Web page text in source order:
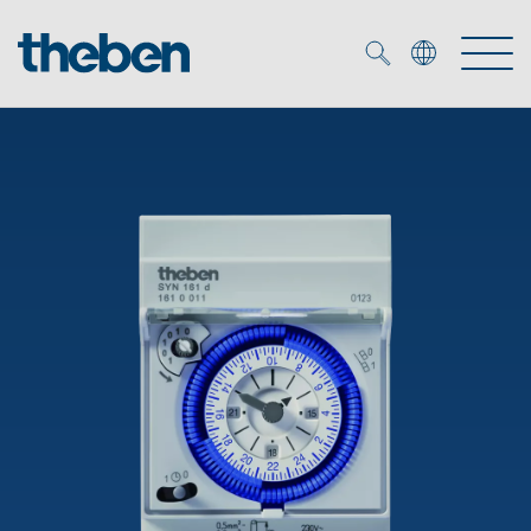
Smart Home
Detetores de presença e movimentos
Foco LED
Biblioteca de mídia
Seminários técnicos
Sistema de casa inteligente LUXORliving
Projetores de LED
Theben AG